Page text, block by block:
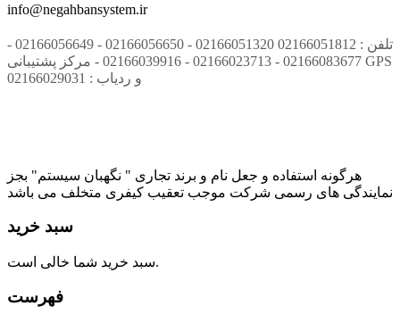
info@negahbansystem.ir
تلفن : 02166051812 02166051320 - 02166056650 - 02166056649 -
02166083677 - 02166023713 - 02166039916 - مرکز پشتیبانی GPS
و ردیاب : 02166029031
هرگونه استفاده و جعل نام و برند تجاری " نگهبان سیستم" بجز
نمایندگی های رسمی شرکت موجب تعقیب کیفری متخلف می باشد
سبد خرید
سبد خرید شما خالی است.
فهرست